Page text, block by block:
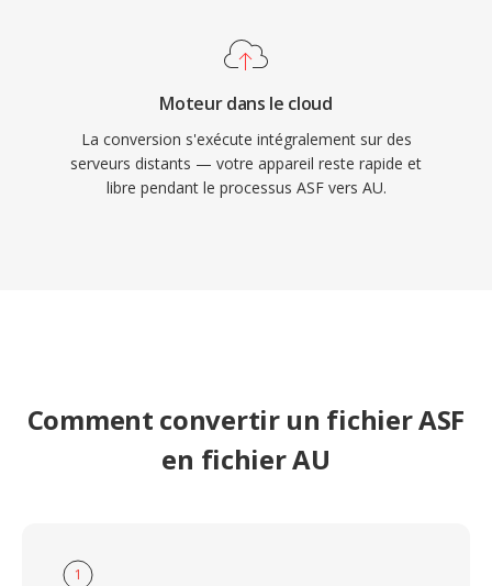
Moteur dans le cloud
La conversion s'exécute intégralement sur des
serveurs distants — votre appareil reste rapide et
libre pendant le processus ASF vers AU.
Comment convertir un fichier ASF
en fichier AU
1